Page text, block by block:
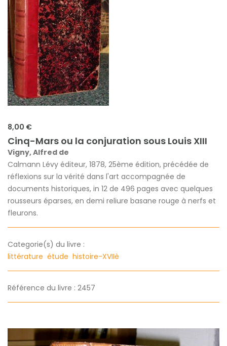
8,00 €
Cinq-Mars ou la conjuration sous Louis XIII
Vigny, Alfred de
Calmann Lévy éditeur, 1878, 25ème édition, précédée de
réflexions sur la vérité dans l'art accompagnée de
documents historiques, in 12 de 496 pages avec quelques
rousseurs éparses, en demi reliure basane rouge à nerfs et
fleurons.
Categorie(s) du livre :
littérature étude histoire-XVIIè
Référence du livre : 2457